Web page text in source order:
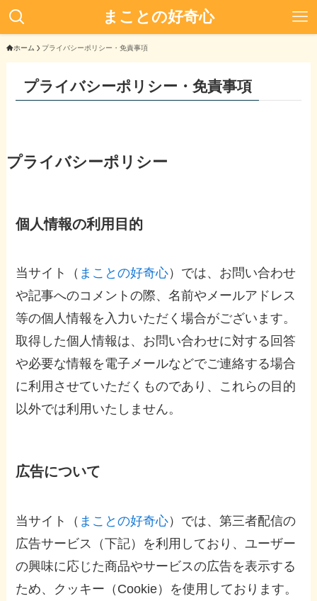
まことの好奇心
ホーム プライバシーポリシー・免責事項
プライバシーポリシー・免責事項
プライバシーポリシー
個人情報の利用目的
当サイト（ まことの好奇心）では、お問い合わせ
や記事へのコメントの際、名前やメールアドレス
等の個人情報を入力いただく場合がございます。
取得した個人情報は、お問い合わせに対する回答
や必要な情報を電子メールなどでご連絡する場合
に利用させていただくものであり、これらの目的
以外では利用いたしません。
広告について
当サイト（ まことの好奇心）では、第三者配信の
広告サービス（下記）を利用しており、ユーザー
の興味に応じた商品やサービスの広告を表示する
ため、クッキー（Cookie）を使用しております。